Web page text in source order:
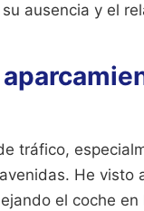
ausencia y el
tráfico,
He visto
el coche